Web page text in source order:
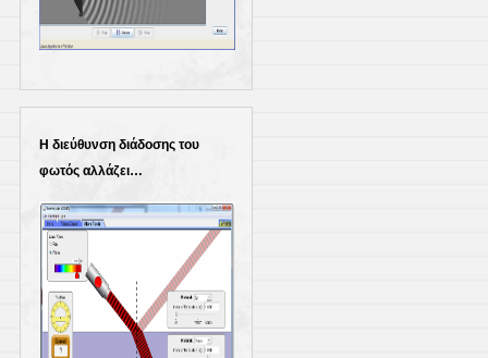
Η διεύθυνση διάδοσης του
φωτός αλλάζει…